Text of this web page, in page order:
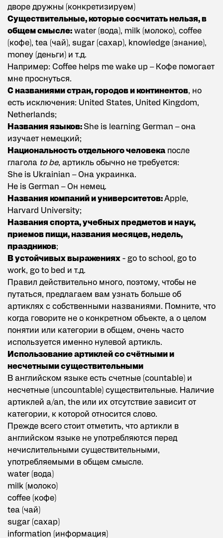
дворе дружны (конкретизируем)
Существительные, которые сосчитать нельзя, в
общем смысле: water (вода), milk (молоко), coffee
(кофе), tea (чай), sugar (сахар), knowledge (знание),
money (деньги) и т.д.
Например: Coffee helps me wake up – Кофе помогает
мне проснуться.
С названиями стран, городов и континентов, но
есть исключения: United States, United Kingdom,
Netherlands;
Названия языков: She is learning German – она
изучает немецкий;
Национальность отдельного человека после
глагола to be, артикль обычно не требуется:
She is Ukrainian – Она украинка.
He is German – Он немец.
Названия компаний и университетов:Apple,
Harvard University;
Названия спорта, учебных предметов и наук,
приемов пищи, названия месяцев, недель,
праздников;
В устойчивых выражениях - go to school, go to
work, go to bed и т.д.
Правил действительно много, поэтому, чтобы не
путаться, предлагаем вам узнать больше об
артиклях с собственными названиями. Помните, что
когда говорите не о конкретном объекте, а о целом
понятии или категории в общем, очень часто
используется именно нулевой артикль.
Использование артиклей со счётными и
несчетными существительными
В английском языке есть счетные (countable) и
несчетные (uncountable) существительные. Наличие
артиклей a/an, the или их отсутствие зависит от
категории, к которой относится слово.
Прежде всего стоит отметить, что артикли в
английском языке не употребляются перед
нечислительными существительными,
употребляемыми в общем смысле.
water (вода)
milk (молоко)
coffee (кофе)
tea (чай)
sugar (сахар)
information (информация)